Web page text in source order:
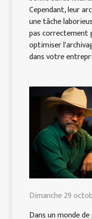
Cependant, leur
une tâche
pas correctement
optimiser
dans votre
Dimanche 29
Dans un monde